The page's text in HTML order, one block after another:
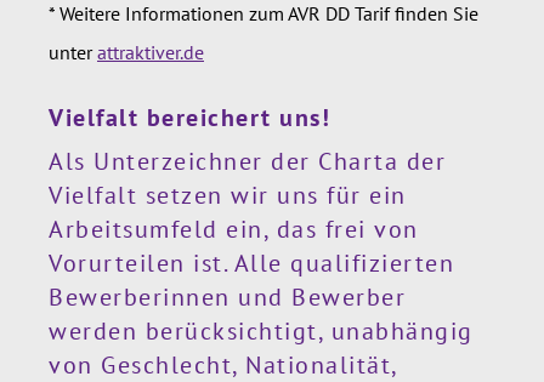
* Weitere Informationen zum AVR DD Tarif finden Sie
unterattraktiver.de
Vielfalt bereichert uns!
Als Unterzeichner der Charta der
Vielfalt setzen wir uns für ein
Arbeitsumfeld ein, das frei von
Vorurteilen ist. Alle qualifizierten
Bewerberinnen und Bewerber
werden berücksichtigt, unabhängig
von Geschlecht, Nationalität,